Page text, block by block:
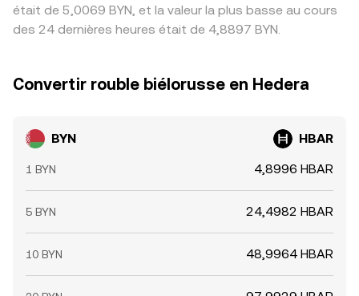
était de 5,0069 BYN, et la valeur la plus basse au cours
des 24 dernières heures était de 4,8897 BYN.
Convertir rouble biélorusse en Hedera
BYN HBAR
1 BYN 4,8996 HBAR
5 BYN 24,4982 HBAR
10 BYN 48,9964 HBAR